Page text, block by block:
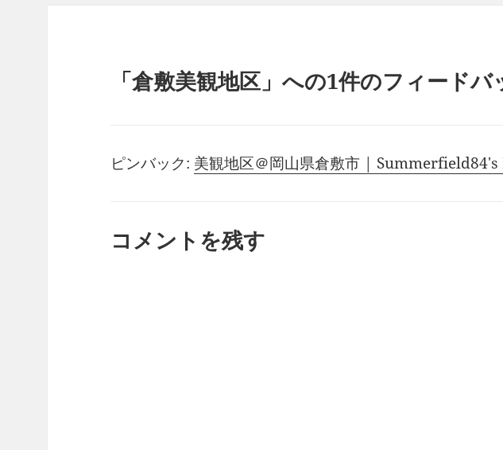
「倉敷美観地区」への1件のフィードバ
ピンバック: 美観地区＠岡山県倉敷市 | Summerfield84's
コメントを残す